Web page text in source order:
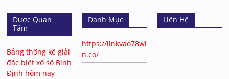
Được Quan
Tâm
Bảng thống kê giải
đặc biệt xổ số Bình
Định hôm nay
Danh Mục
https://linkvao78wi
n.co/
Liên Hệ